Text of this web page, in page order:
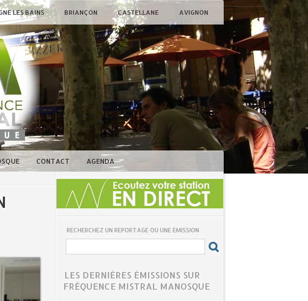
LES BAINS BRIANÇON CASTELLANE AVIGNON
CONTACT AGENDA
RECHERCHEZ UN REPORTAGE OU UNE ÉMISSION
LES DERNIÈRES ÉMISSIONS SUR
FRÉQUENCE MISTRAL MANOSQUE